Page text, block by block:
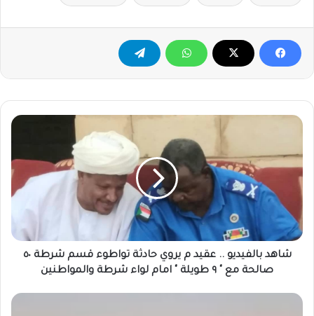
شاهد
عقيد
يروي
حادثة
تواطوء
قسم
شرطة
مع
شاهد بالفيديو .. عقيد م يروي حادثة تواطوء قسم شرطة ٥٠
صالحة مع " ٩ طويلة " امام لواء شرطة والمواطنين
السيادي